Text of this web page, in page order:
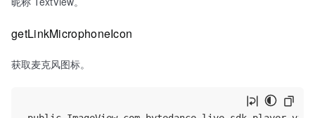
getLinkMicrophoneIcon
获取麦克风图标。